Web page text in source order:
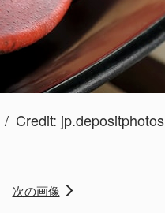
Credit: jp.depositphotos
次の画像